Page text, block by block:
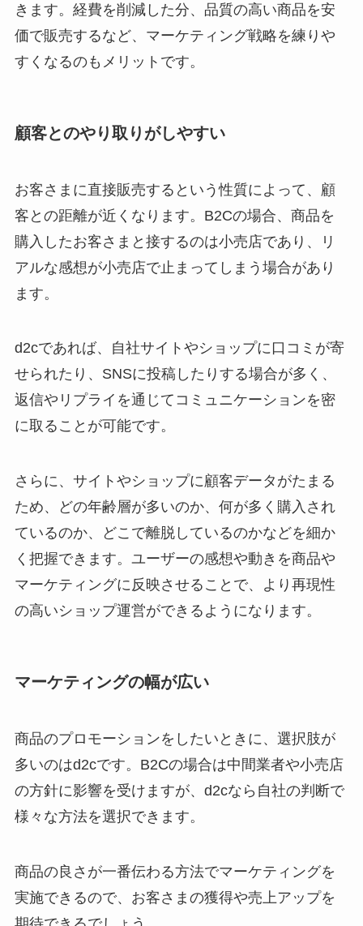
きます。経費を削減した分、品質の高い商品を安
価で販売するなど、マーケティング戦略を練りや
すくなるのもメリットです。
顧客とのやり取りがしやすい
お客さまに直接販売するという性質によって、顧
客との距離が近くなります。B2Cの場合、商品を
購入したお客さまと接するのは小売店であり、リ
アルな感想が小売店で止まってしまう場合があり
ます。
d2cであれば、自社サイトやショップに口コミが寄
せられたり、SNSに投稿したりする場合が多く、
返信やリプライを通じてコミュニケーションを密
に取ることが可能です。
さらに、サイトやショップに顧客データがたまる
ため、どの年齢層が多いのか、何が多く購入され
ているのか、どこで離脱しているのかなどを細か
く把握できます。ユーザーの感想や動きを商品や
マーケティングに反映させることで、より再現性
の高いショップ運営ができるようになります。
マーケティングの幅が広い
商品のプロモーションをしたいときに、選択肢が
多いのはd2cです。B2Cの場合は中間業者や小売店
の方針に影響を受けますが、d2cなら自社の判断で
様々な方法を選択できます。
商品の良さが一番伝わる方法でマーケティングを
実施できるので、お客さまの獲得や売上アップを